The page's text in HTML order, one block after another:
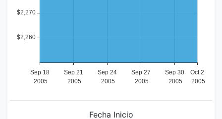
Fecha Inicio